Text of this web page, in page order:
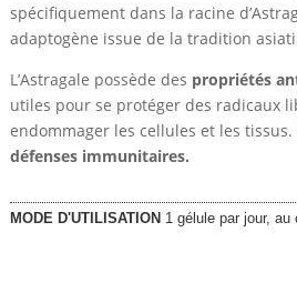
spécifiquement dans la racine
adaptogène issue de la tradition
L’Astragale possède des propriétés
utiles pour se protéger des radicaux
endommager les cellules et les
défenses immunitaires.
MODE D'UTILISATION 1 gélule par jour, au